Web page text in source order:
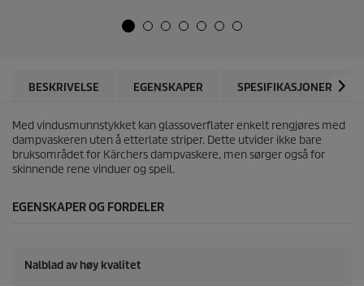
e
e
1
6
o
m
l
BESKRIVELSE EGENSKAPER SPESIFIKASJONER
Med vindusmunnstykket kan glassoverflater enkelt rengjøres med
dampvaskeren uten å etterlate striper. Dette utvider ikke bare
bruksområdet for Kärchers dampvaskere, men sørger også for
skinnende rene vinduer og speil.
EGENSKAPER OG FORDELER
Nalblad av høy kvalitet